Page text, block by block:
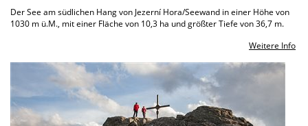
Der See am südlichen Hang von Jezerní Hora/Seewand in einer Höhe von
1030 m ü.M., mit einer Fläche von 10,3 ha und größter Tiefe von 36,7 m.
Weitere Info